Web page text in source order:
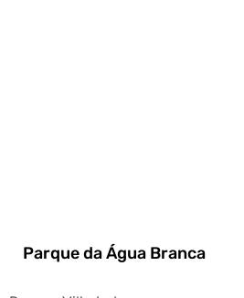
Parque da Água Branca